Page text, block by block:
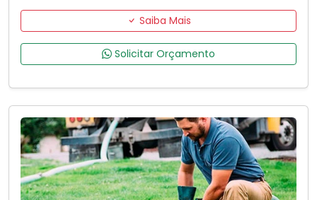
Saiba Mais
Solicitar Orçamento